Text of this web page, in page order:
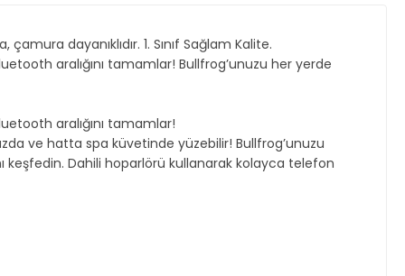
dayanıklıdır. 1. Sınıf Sağlam Kalite.
aralığını tamamlar! Bullfrog’unuzu her yerde
aralığını tamamlar!
ve hatta spa küvetinde yüzebilir! Bullfrog’unuzu
keşfedin. Dahili hoparlörü kullanarak kolayca telefon